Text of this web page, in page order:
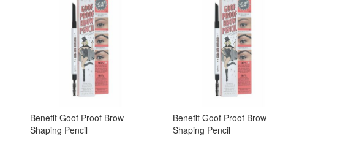
Benefit Goof Proof Brow
Shaping Pencil
Benefit Goof Proof Brow
Shaping Pencil